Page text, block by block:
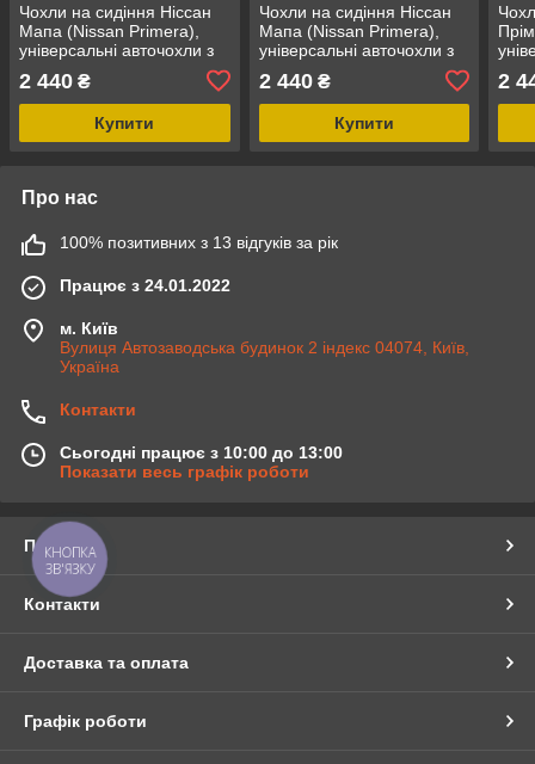
Чохли на сидіння Ніссан
Мапа (Nissan Primera),
універсальні авточохли з
2 440 ₴
Купити
Чохли на сидіння Ніссан
Мапа (Nissan Primera),
універсальні авточохли з
2 440₴
Купити
2
Про нас
100% позитивних з 13 відгуків за рік
Працює з 24.01.2022
м. Київ
Вулиця Автозаводська будинок 2 індекс 04074, Київ,
Україна
Контакти
Сьогодні працює з 10:00 до 13:00
Показати весь графік роботи
Про нас
Контакти
Доставка та оплата
Графік роботи
КНОПКА
ЗВ'ЯЗКУ